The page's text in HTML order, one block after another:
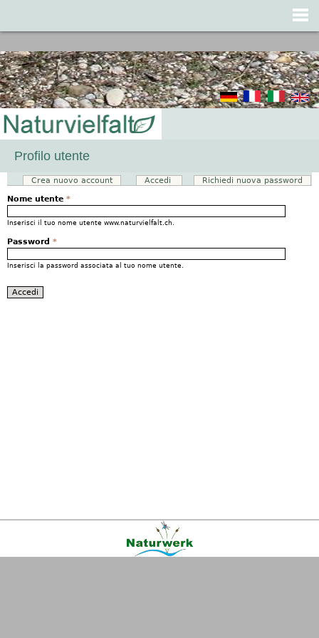
Profilo utente
Schede primarie
Crea nuovo account Accedi (scheda attiva)
Richiedi nuova password
Nome utente *
Inserisci il tuo nome utente www.naturvielfalt.ch.
Password *
Inserisci la password associata al tuo nome utente.
|AGB|